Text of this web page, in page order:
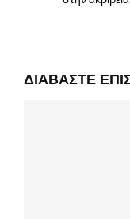
ΔΙΑΒΆΣΤΕ